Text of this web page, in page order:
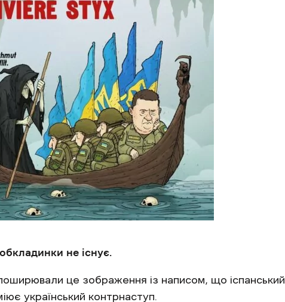
не існує.
це зображення із написом, що іспанський
український контрнаступ.